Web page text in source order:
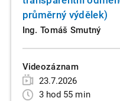
průměrný výdělek)
Ing. Tomáš Smutný
Videozáznam
23.7.2026
3 hod 55 min